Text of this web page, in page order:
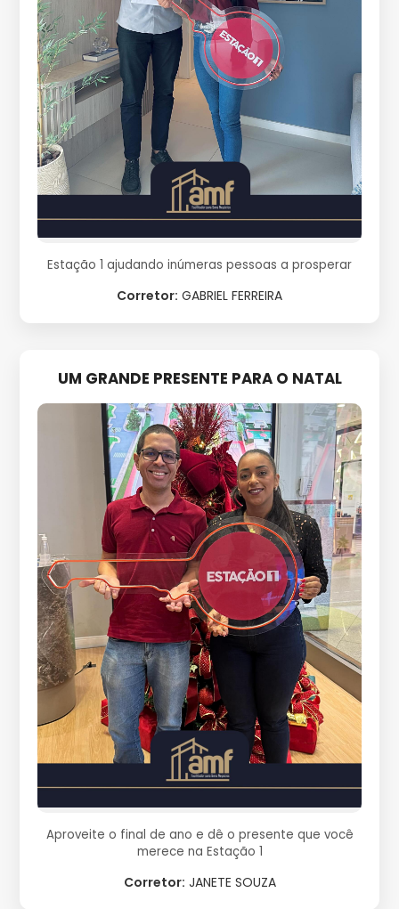
Estação 1 ajudando inúmeras pessoas a prosperar
Corretor: GABRIEL FERREIRA
UM GRANDE PRESENTE PARA O NATAL
Aproveite o final de ano e dê o presente que você
merece na Estação 1
Corretor: JANETE SOUZA